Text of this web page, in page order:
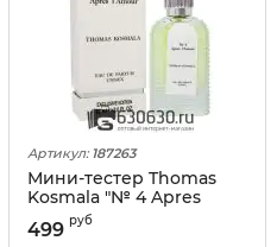
Артикул: 187263
Мини-тестер Thomas
Kosmala "№ 4 Apres
L'Amour Eau De Parfum"
62 ml DUBAI Duty Free
499 руб